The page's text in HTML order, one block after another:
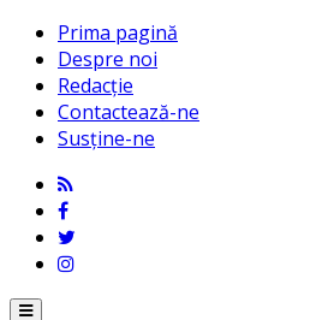
Prima pagină
Despre noi
Redacție
Contactează-ne
Susține-ne
Menu